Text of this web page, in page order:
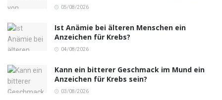
05/08/2026
Ist Anämie bei älteren Menschen ein
Anzeichen für Krebs?
04/08/2026
Kann ein bitterer Geschmack im Mund ein
Anzeichen für Krebs sein?
03/08/2026